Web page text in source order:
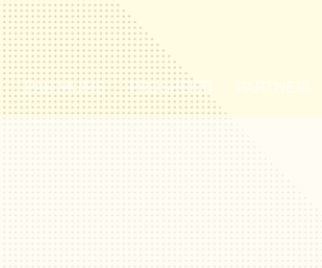
PAR MUMS PROSPEKTI PARTNERI